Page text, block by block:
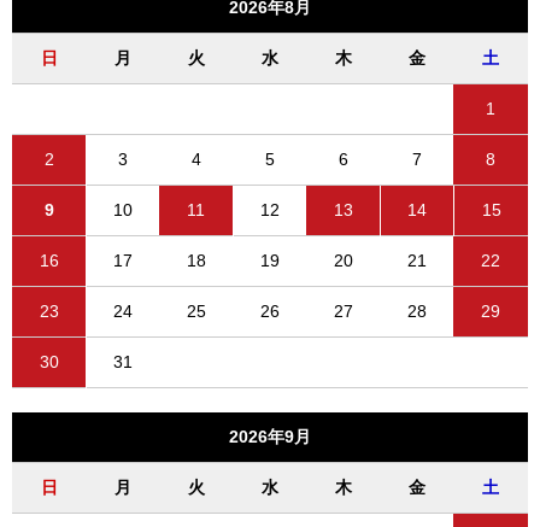
2026年8月
日 月 火 水 木 金 土
1
2 3 4 5 6 7 8
9 10 11 12 13 14 15
16 17 18 19 20 21 22
23 24 25 26 27 28 29
30 31
2026年9月
日 月 火 水 木 金 土